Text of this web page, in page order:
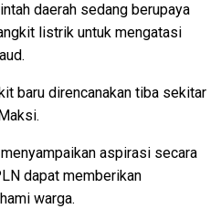
daerah sedang berupaya
listrik untuk mengatasi
baru direncanakan tiba sekitar
aspirasi secara
dapat memberikan
warga.